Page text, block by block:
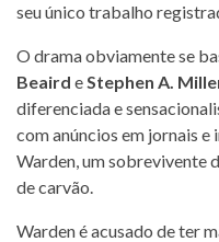
seu único trabalho
O drama obviamente se
Beaird eStephen A.
diferenciada e
com anúncios em jornais
Warden, um sobrevivente
de carvão.
Warden é acusado de ter